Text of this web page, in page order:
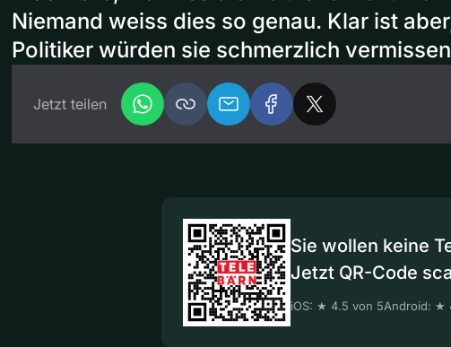
Niemand weiss dies so genau. Klar ist
Politiker würden sie schmerzlich
Jetzt teilen
Sie wollen keine
Jetzt QR-Code
iOS: ★ 4.5 von 5Android: ★